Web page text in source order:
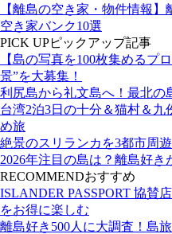
【離島の空き家・物件情報
空き家バンク10選
PICK UPピックアップ記事
【島の写真を100枚集めるプ
景”を大募集！
利尻島から礼文島へ！最北の
台湾2泊3日の十分＆猫村＆
め旅
絶景のスリランカを3都市周
2026年注目の島は？離島好
RECOMMENDおすすめ
ISLANDER PASSPORT 協賛
をお得に楽しむ
離島好き500人に大調査！島